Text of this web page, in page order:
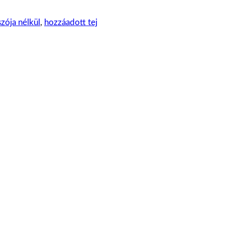
nélkül , hozzáadott tej